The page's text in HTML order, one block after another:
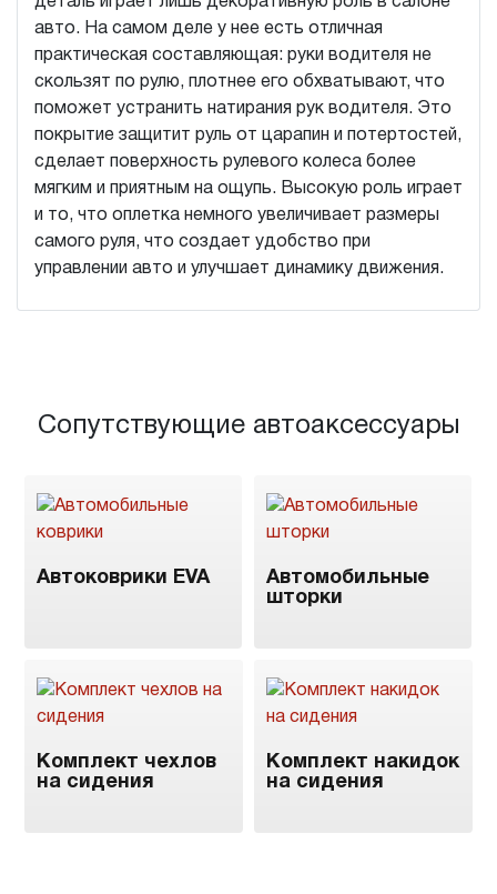
авто. На самом деле у нее есть отличная
практическая составляющая: руки водителя не
скользят по рулю, плотнее его обхватывают, что
поможет устранить натирания рук водителя. Это
покрытие защитит руль от царапин и потертостей,
сделает поверхность рулевого колеса более
мягким и приятным на ощупь. Высокую роль играет
и то, что оплетка немного увеличивает размеры
самого руля, что создает удобство при
управлении авто и улучшает динамику движения.
Сопутствующие автоаксессуары
Автоковрики EVA
Автомобильные
шторки
Комплект чехлов
на сидения
Комплект накидок
на сидения